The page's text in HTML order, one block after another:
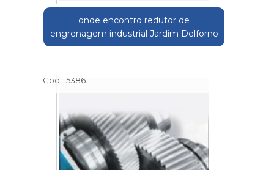
onde encontro redutor de
engrenagem industrial Jardim Delforno
Cod.:15386